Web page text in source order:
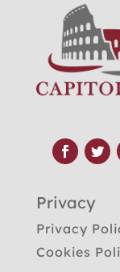
Privacy
Privacy
Cookies